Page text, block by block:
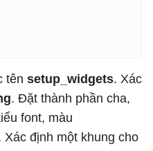
tên setup_widgets. Xác
. Đặt thành phần cha,
font, màu
định một khung cho